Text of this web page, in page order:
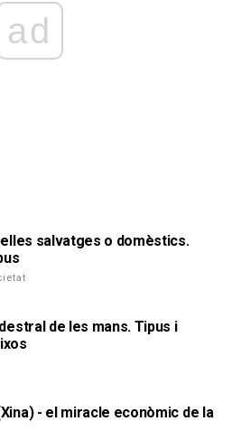
ad
salvatges o domèstics.
de les mans. Tipus i
- el miracle econòmic de la